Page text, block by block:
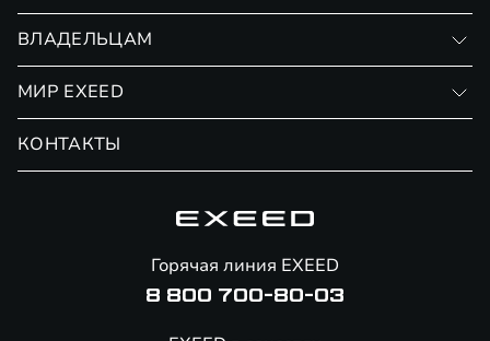
Страхование
ВЛАДЕЛЬЦАМ
Сервис
Помощь на дорогах
МИР EXEED
КОНТАКТЫ
Горячая линия EXEED
8 800 700-80-03